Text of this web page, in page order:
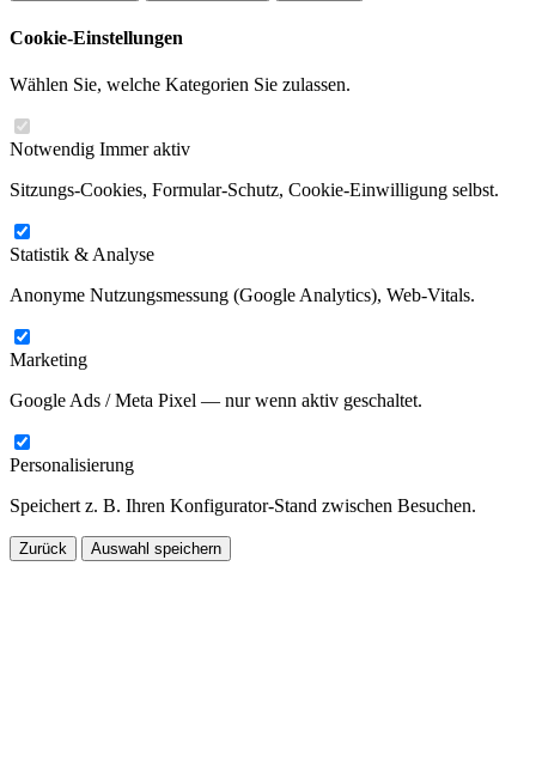
Cookie-Einstellungen
Wählen Sie, welche Kategorien Sie zulassen.
Notwendig Immer aktiv
Sitzungs-Cookies, Formular-Schutz, Cookie-Einwilligung selbst.
Statistik & Analyse
Anonyme Nutzungsmessung (Google Analytics), Web-Vitals.
Marketing
Google Ads / Meta Pixel — nur wenn aktiv geschaltet.
Personalisierung
Speichert z. B. Ihren Konfigurator-Stand zwischen Besuchen.
Zurück Auswahl speichern